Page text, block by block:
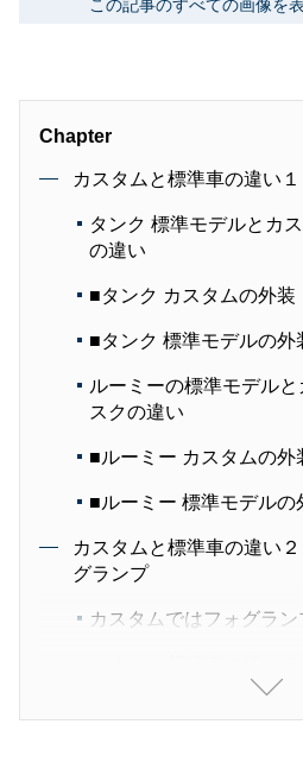
この記事のすべての画像を
Chapter
カスタムと標準車の違い
タンク 標準モデルとカ
の違い
■タンク カスタムの外装
■タンク 標準モデルの外
ルーミーの標準モデル
スクの違い
■ルーミー カスタムの外
■ルーミー 標準モデルの
カスタムと標準車の違い
グランプ
カスタムではフォグラン